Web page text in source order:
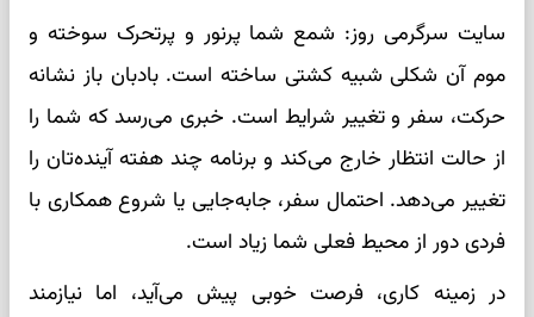
سایت سرگرمی روز: شمع شما پرنور و پرتحرک سوخته و
موم آن شکلی شبیه کشتی ساخته است. بادبان باز نشانه
حرکت، سفر و تغییر شرایط است. خبری می‌رسد که شما را
از حالت انتظار خارج می‌کند و برنامه چند هفته آینده‌تان را
تغییر می‌دهد. احتمال سفر، جابه‌جایی یا شروع همکاری با
فردی دور از محیط فعلی شما زیاد است.
در زمینه کاری، فرصت خوبی پیش می‌آید، اما نیازمند